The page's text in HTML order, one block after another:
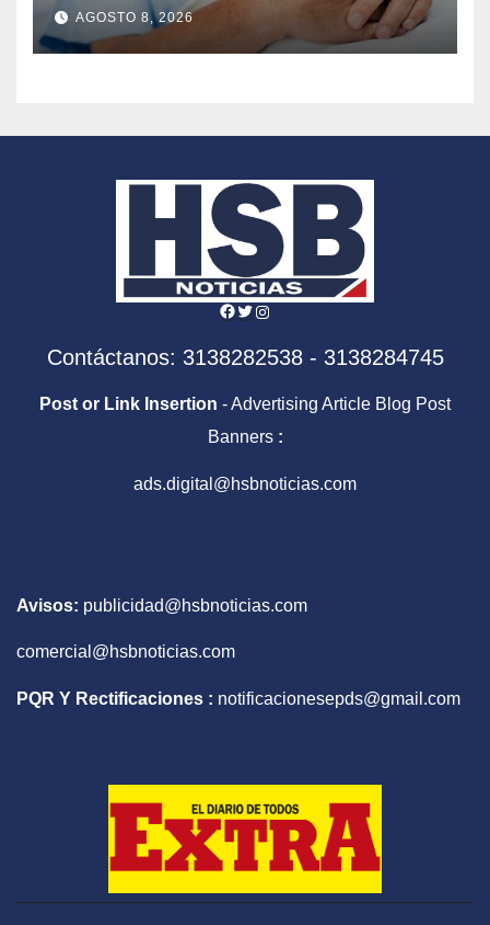
alta evidencian una crisis de
cuidados en Chile
AGOSTO 8, 2026
Facebook
Twitter
Instagram
Contáctanos: 3138282538 - 3138284745
Post or Link Insertion - Advertising Article Blog Post
Banners :
ads.digital@hsbnoticias.com
Avisos: publicidad@hsbnoticias.com
comercial@hsbnoticias.com
PQR Y Rectificaciones : notificacionesepds@gmail.com